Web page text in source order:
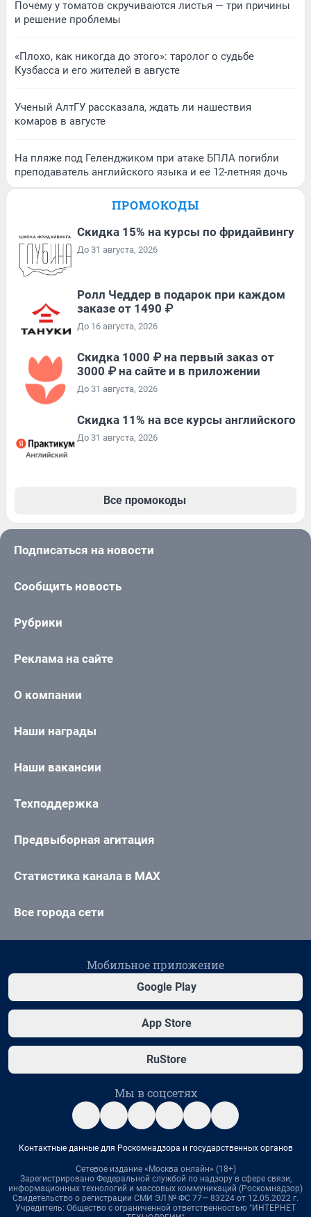
Почему у томатов скручиваются листья — три причины
и решение проблемы
«Плохо, как никогда до этого»: таролог о судьбе
Кузбасса и его жителей в августе
Ученый АлтГУ рассказала, ждать ли нашествия
комаров в августе
На пляже под Геленджиком при атаке БПЛА погибли
преподаватель английского языка и ее 12-летняя дочь
ПРОМОКОДЫ
Скидка 15% на курсы по фридайвингу
До 31 августа, 2026
Ролл Чеддер в подарок при каждом
заказе от 1490 ₽
До 16 августа, 2026
Скидка 1000 ₽ на первый заказ от
3000 ₽ на сайте и в приложении
До 31 августа, 2026
Скидка 11% на все курсы английского
До 31 августа, 2026
Все промокоды
Подписаться на новости
Сообщить новость
Рубрики
Реклама на сайте
О компании
Наши награды
Наши вакансии
Техподдержка
Предвыборная агитация
Статистика канала в MAX
Все города сети
Мобильное приложение
Google Play
App Store
RuStore
Мы в соцсетях
Контактные данные для Роскомнадзора и государственных органов
Сетевое издание «Москва онлайн» (18+)
Зарегистрировано Федеральной службой по надзору в сфере связи,
информационных технологий и массовых коммуникаций (Роскомнадзор)
Свидетельство о регистрации СМИ ЭЛ № ФС 77— 83224 от 12.05.2022 г.
Учредитель: Общество с ограниченной ответственностью "ИНТЕРНЕТ